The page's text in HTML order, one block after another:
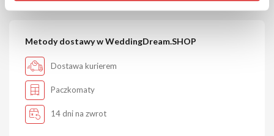
Metody dostawy w WeddingDream.SHOP
Dostawa kurierem
Paczkomaty
14 dni na zwrot